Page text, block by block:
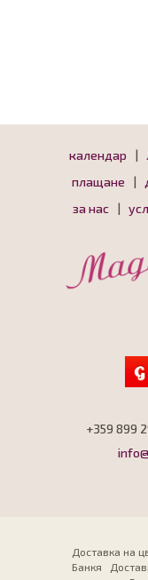
календар |
плащане |
за нас|
+359 899
Доставка на
Банкя